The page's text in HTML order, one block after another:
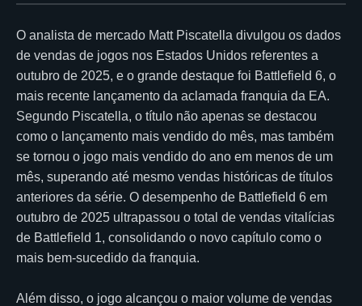
O analista de mercado Matt Piscatella divulgou os dados
de vendas de jogos nos Estados Unidos referentes a
outubro de 2025, e o grande destaque foi Battlefield 6, o
mais recente lançamento da aclamada franquia da EA.
Segundo Piscatella, o título não apenas se destacou
como o lançamento mais vendido do mês, mas também
se tornou o jogo mais vendido do ano em menos de um
mês, superando até mesmo vendas históricas de títulos
anteriores da série. O desempenho de Battlefield 6 em
outubro de 2025 ultrapassou o total de vendas vitalícias
de Battlefield 1, consolidando o novo capítulo como o
mais bem-sucedido da franquia.
Além disso, o jogo alcançou o maior volume de vendas